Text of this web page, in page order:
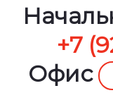
+7
Офис